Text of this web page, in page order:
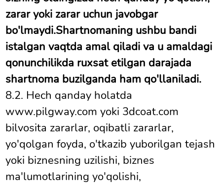
zarar yoki zarar uchun javobgar
bo'lmaydi.Shartnomaning ushbu bandi
istalgan vaqtda amal qiladi va u amaldagi
qonunchilikda ruxsat etilgan darajada
shartnoma buzilganda ham qo'llaniladi.
8.2. Hech qanday holatda
www.pilgway.com yoki 3dcoat.com
bilvosita zararlar, oqibatli zararlar,
yo'qolgan foyda, o'tkazib yuborilgan tejash
yoki biznesning uzilishi, biznes
ma'lumotlarining yo'qolishi,